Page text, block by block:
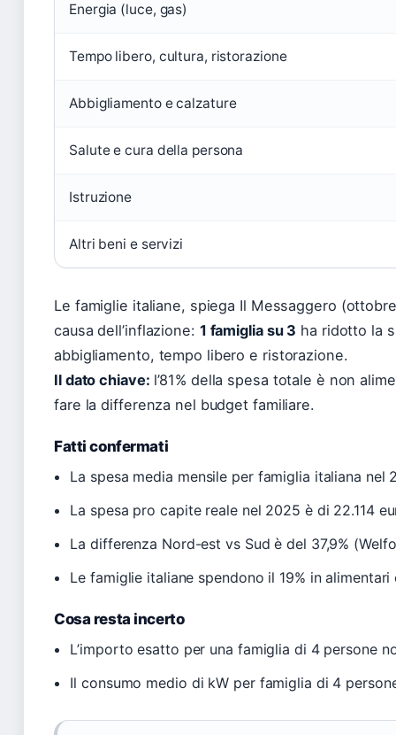
Energia (luce, gas)
Tempo libero, cultura, ristorazione
Abbigliamento e calzature
Salute e cura della persona
Istruzione
Altri beni e servizi
Le famiglie italiane, spiega Il Messaggero
causa dell’inflazione: 1 famiglia su 3 ha ridotto la
abbigliamento, tempo libero e ristorazione.
Il dato chiave: l’81% della spesa totale è non
fare la differenza nel budget familiare.
Fatti confermati
La spesa media mensile per famiglia italiana nel
La spesa pro capite reale nel 2025 è di 22.114
La differenza Nord-est vs Sud è del 37,9%
Le famiglie italiane spendono il 19% in alimentari
Cosa resta incerto
L’importo esatto per una famiglia di 4 persone
Il consumo medio di kW per famiglia di 4